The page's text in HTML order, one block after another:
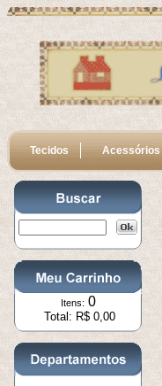
Tecidos Acessórios
Itens: 0
Total: R$ 0,00